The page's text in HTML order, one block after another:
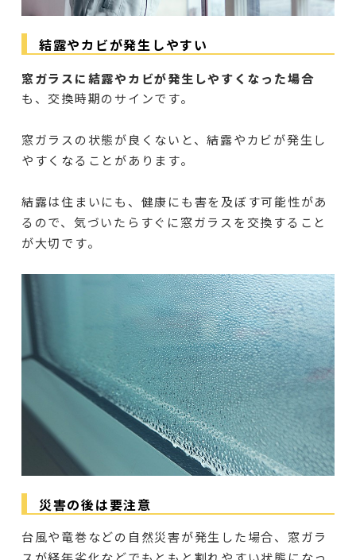
結露やカビが発生しやすい
窓ガラスに結露やカビが発生しやすくなった場合
も、交換時期のサインです。
窓ガラスの状態が良くないと、結露やカビが発生し
やすくなることがあります。
結露は住まいにも、健康にも害を及ぼす可能性があ
るので、気づいたらすぐに窓ガラスを交換すること
が大切です。
災害の後は要注意
台風や竜巻などの自然災害が発生した場合、窓ガラ